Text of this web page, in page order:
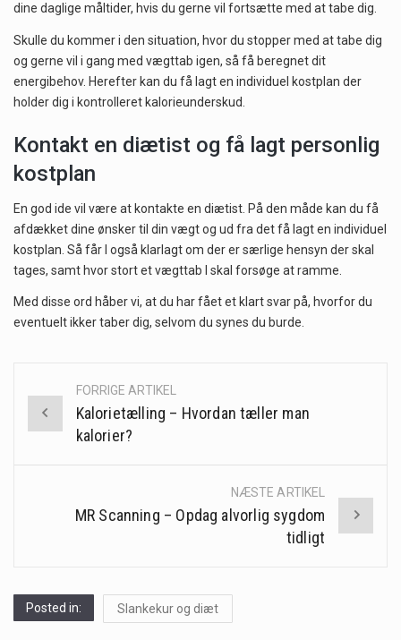
dine daglige måltider, hvis du gerne vil fortsætte med at tabe dig.
Skulle du kommer i den situation, hvor du stopper med at tabe dig
og gerne vil i gang med vægttab igen, så få beregnet dit
energibehov. Herefter kan du få lagt en individuel kostplan der
holder dig i kontrolleret kalorieunderskud.
Kontakt en diætist og få lagt personlig
kostplan
En god ide vil være at kontakte en diætist. På den måde kan du få
afdækket dine ønsker til din vægt og ud fra det få lagt en individuel
kostplan. Så får I også klarlagt om der er særlige hensyn der skal
tages, samt hvor stort et vægttab I skal forsøge at ramme.
Med disse ord håber vi, at du har fået et klart svar på, hvorfor du
eventuelt ikker taber dig, selvom du synes du burde.
Post
navigation
FORRIGE ARTIKEL
Kalorietælling – Hvordan tæller man
kalorier?
NÆSTE ARTIKEL
MR Scanning – Opdag alvorlig sygdom
tidligt
Posted in: Slankekur og diæt